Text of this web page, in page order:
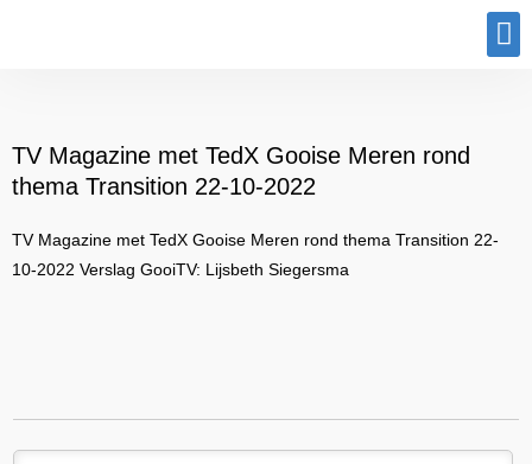
TV Magazine met TedX Gooise Meren rond
thema Transition 22-10-2022
TV Magazine met TedX Gooise Meren rond thema Transition 22-
10-2022 Verslag GooiTV: Lijsbeth Siegersma